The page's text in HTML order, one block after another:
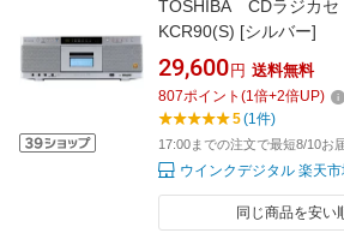
TOSHIBA CDラジカ
KCR90(S) [シルバー]
29,600 円 送料無料
807ポイント (1倍+2倍UP)
5(1件)
17:00までの注文で最短8/10お
ウインクデジタル 楽天
同じ商品を安い